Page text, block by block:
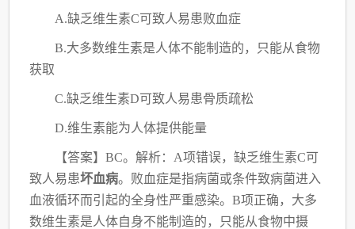
A.缺乏维生素C可致人易患败血症
B.大多数维生素是人体不能制造的，只能从食物
获取
C.缺乏维生素D可致人易患骨质疏松
D.维生素能为人体提供能量
【答案】BC。解析：A项错误，缺乏维生素C可
致人易患坏血病。败血症是指病菌或条件致病菌进入
血液循环而引起的全身性严重感染。B项正确，大多
数维生素是人体自身不能制造的，只能从食物中摄